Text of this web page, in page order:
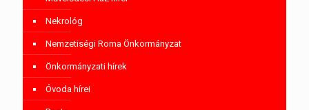
Nekrológ
Nemzetiségi Roma Önkormányzat
Önkormányzati hírek
Óvoda hírei